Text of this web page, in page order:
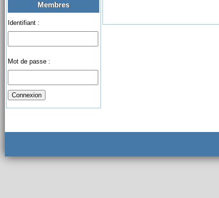
Membres
Identifiant :
Mot de passe :